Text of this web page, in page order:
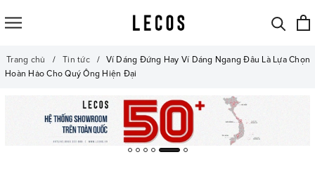
Trang chủ Tin tức
Ví Dáng Đứng Hay Ví Dáng Ngang Đâu Là Lựa Chọn
Hoàn Hảo Cho Quý Ông Hiện Đại